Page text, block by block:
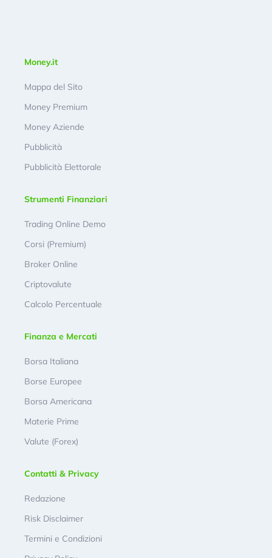
Money.it
Mappa del Sito
Money Premium
Money Aziende
Pubblicità
Pubblicità Elettorale
Strumenti Finanziari
Trading Online Demo
Corsi (Premium)
Broker Online
Criptovalute
Calcolo Percentuale
Finanza e Mercati
Borsa Italiana
Borse Europee
Borsa Americana
Materie Prime
Valute (Forex)
Contatti & Privacy
Redazione
Risk Disclaimer
Termini e Condizioni